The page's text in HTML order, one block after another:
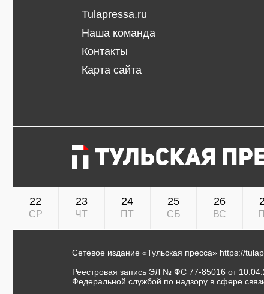
Tulapressa.ru
Наша команда
Контакты
Карта сайта
22
СР
23
ЧТ
24
ПТ
25
СБ
26
ВС
Сетевое издание «Тульская пресса» https://
Реестровая запись ЭЛ № ФС 77-85016 от
Федеральной службой по надзору в сфере